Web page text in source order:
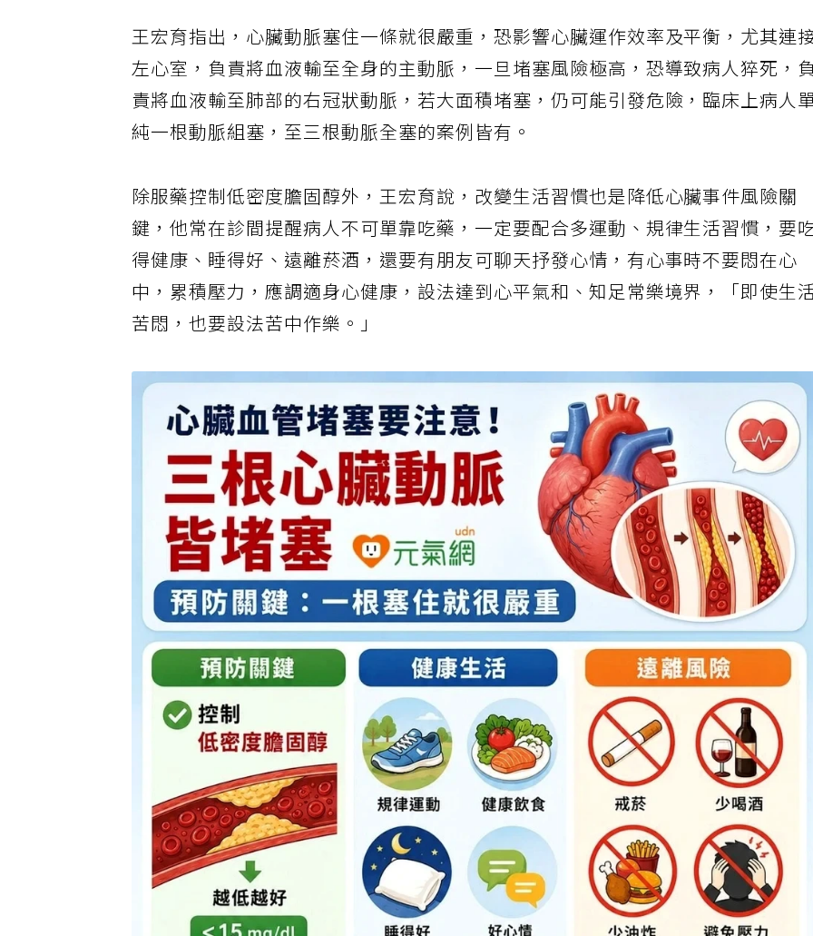
王宏育指出，心臟動脈塞住一條就很嚴重，恐影響心臟運作效率及平衡，尤其連
左心室，負責將血液輸至全身的主動脈，一旦堵塞風險極高，恐導致病人猝死，
責將血液輸至肺部的右冠狀動脈，若大面積堵塞，仍可能引發危險，臨床上病人
純一根動脈組塞，至三根動脈全塞的案例皆有。
除服藥控制低密度膽固醇外，王宏育說，改變生活習慣也是降低心臟事件風險關
鍵，他常在診間提醒病人不可單靠吃藥，一定要配合多運動、規律生活習慣，要
得健康、睡得好、遠離菸酒，還要有朋友可聊天抒發心情，有心事時不要悶在心
中，累積壓力，應調適身心健康，設法達到心平氣和、知足常樂境界，「即使生
苦悶，也要設法苦中作樂。」